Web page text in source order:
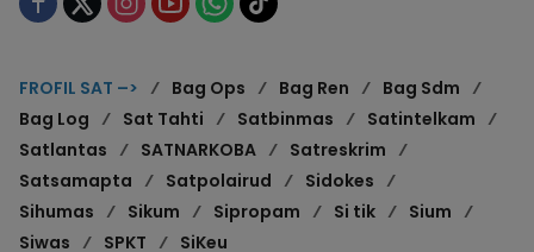
FROFIL SAT –> Bag Ops Bag Ren
Bag Sdm
Bag Log
Sat Tahti Satbinmas
Satintelkam
Satlantas
SATNARKOBA
Satreskrim
Satsamapta
Satpolairud
Sidokes
Sihumas
Sikum Sipropam Si tik
Sium
Siwas
SPKT SiKeu